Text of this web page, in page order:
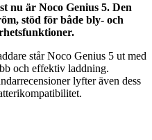
nu är Noco Genius 5. Den
stöd för både bly- och
står Noco Genius 5 ut med
och effektiv laddning.
lyfter även dess